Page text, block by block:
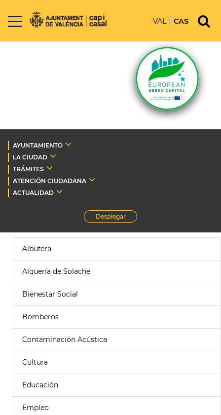
VAL CAS
AYUNTAMIENTO
LA CIUDAD
TRÁMITES
ATENCIÓN CIUDADANA
ACTUALIDAD
Desplegar
Albufera
Alquería de Solache
Bienestar Social
Bomberos
Contaminación Acústica
Cultura
Educación
Empleo